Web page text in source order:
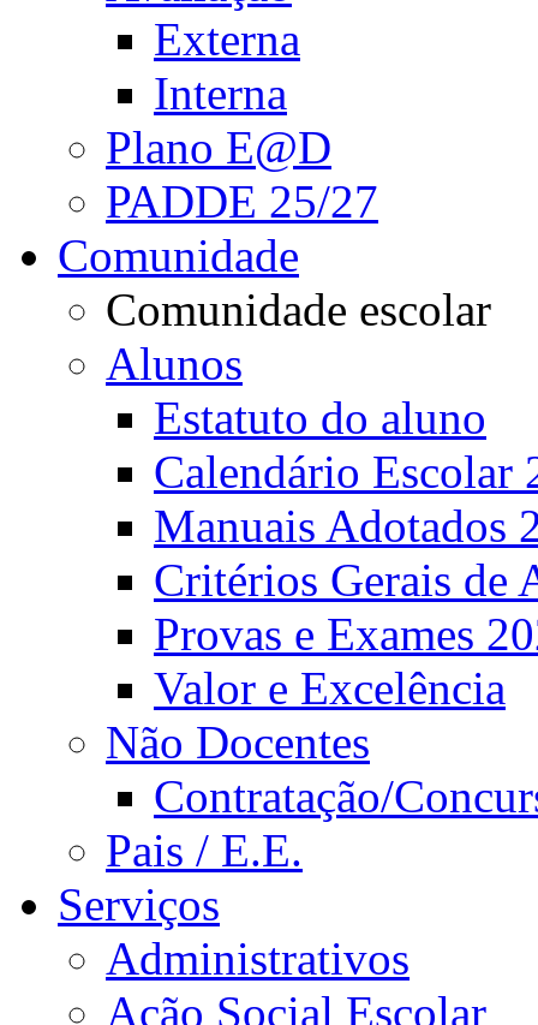
Externa
Interna
Plano E@D
PADDE 25/27
Comunidade
Comunidade escolar
Alunos
Estatuto do aluno
Calendário Escolar
Manuais Adotados
Critérios Gerais de
Provas e Exames
Valor e Excelência
Não Docentes
Contratação/
Pais / E.E.
Serviços
Administrativos
Ação Social Escolar